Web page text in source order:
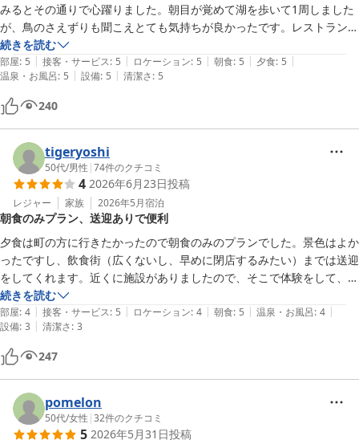
みるとその通りで心躍りました。朝目が覚めて湖を歩いて1周しました
が、鳥のさえずりも聞こえとても気持ちが良かったです。レストランか
らも湖が見れ、癒されました。私はバスで行ったので、バス停まで荷物
を取りに来てくださったり、送ってくださったりとても助かりました。
どの従業員の方も親切で食事も美味しく、露天風呂からは湖が目の前に
見え最高でした。ありがとうございました。
続きを読む
部屋: 5 | 接客・サービス: 5 | ロケーション: 5 | 朝食: 5 | 夕食: 5 |
温泉・お風呂: 5 | 設備: 5 | 清潔さ: 5
240
tigeryoshi
50代/男性 |74件のクチコミ
4 2026年6月23日投稿
レジャー 家族 2026年5月宿泊
朝食のみプラン、送迎ありで便利
夕食は町の方に行きたかったので朝食のみのプランでした。景色はよか
ったですし、飲食街（広くないし、早めに閉店するみたい）までは送迎
をしてくれます。近くに施設がありましたので、そこで体験をして、飲
食街付近からは歩いて帰りました。徒歩10分足らずなので、行きは送
っていただき、帰りは徒歩もありなのではないでしょうか。
続きを読む
部屋: 4 | 接客・サービス: 5 | ロケーション: 4 | 朝食: 5 | 温泉・お風呂: 4 |
設備: 3 | 清潔さ: 3
247
pomelon
50代/女性 |32件のクチコミ
5 2026年5月31日投稿